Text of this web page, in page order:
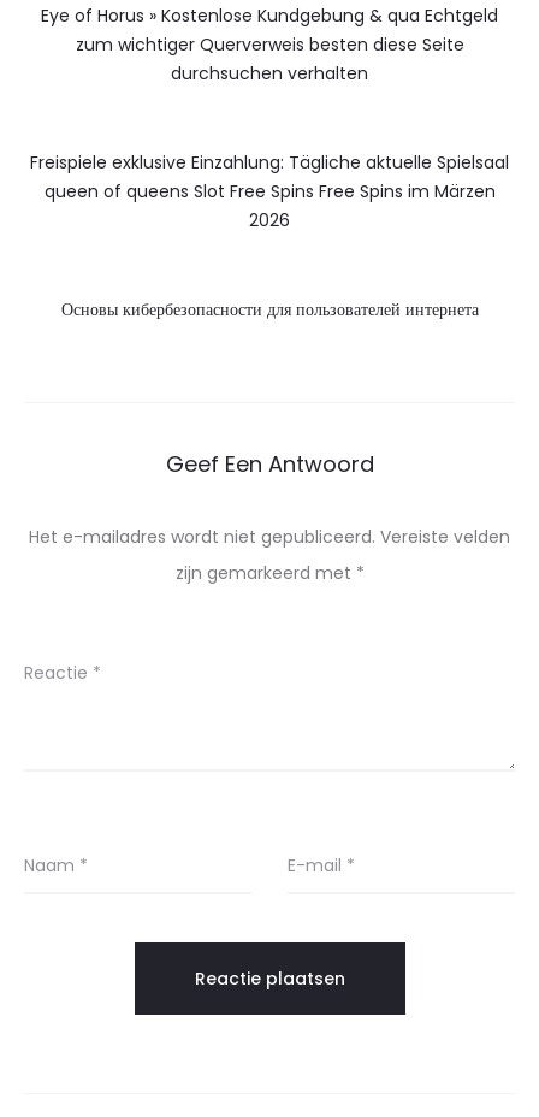
Eye of Horus » Kostenlose Kundgebung & qua Echtgeld
zum wichtiger Querverweis besten diese Seite
durchsuchen verhalten
Freispiele exklusive Einzahlung: Tägliche aktuelle Spielsaal
queen of queens Slot Free Spins Free Spins im Märzen
2026
Основы кибербезопасности для пользователей интернета
Geef Een Antwoord
Het e-mailadres wordt niet gepubliceerd. Vereiste velden
zijn gemarkeerd met *
Reactie *
Naam * E-mail *